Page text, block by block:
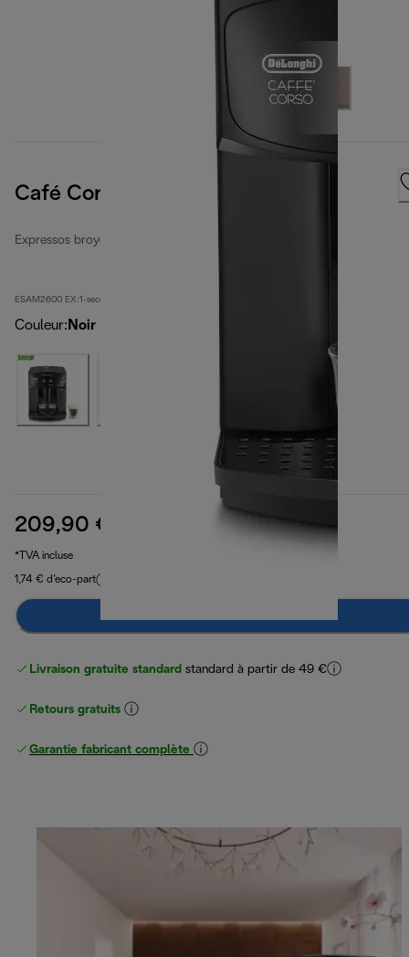
Café Corso
Expressos broyeurs automatiques reconditionnés
ESAM2600 EX:1-second
Couleur: Noir
209,90 € prix original 349,90 €
*TVA incluse
1,74 € d’eco-part
Livraison gratuite standard standard à partir de 49 €
Retours gratuits
Garantie fabricant complète